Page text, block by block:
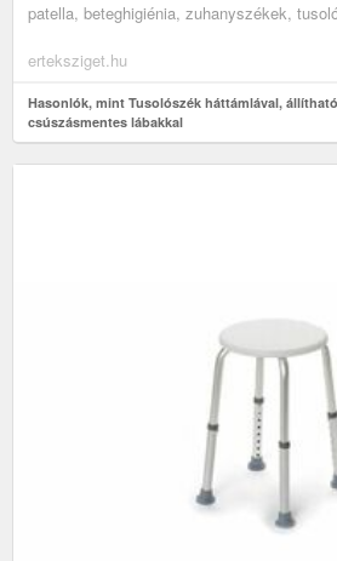
patella, beteghigiénia, zuhanyszékek,
erteksziget.hu
Hasonlók, mint Tusolószék háttámlával,
csúszásmentes lábakkal